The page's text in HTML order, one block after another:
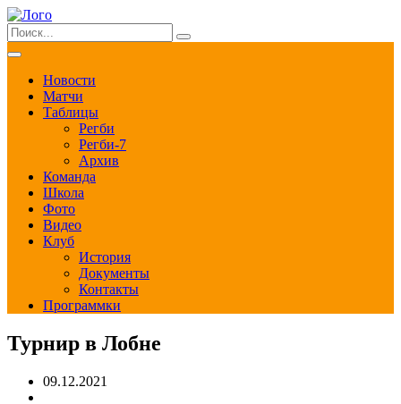
Новости
Матчи
Таблицы
Регби
Регби-7
Архив
Команда
Школа
Фото
Видео
Клуб
История
Документы
Контакты
Программки
Турнир в Лобне
09.12.2021